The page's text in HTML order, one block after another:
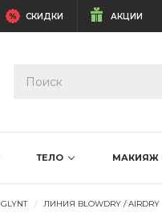
СКИДКИ АКЦИИ
ТЕЛО МАКИЯЖ
GLYNT ЛИНИЯ BLOWDRY / AIRDRY